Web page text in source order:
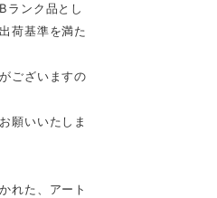
ランク品とし
荷基準を満た
ございますの
願いいたしま
れた、アート